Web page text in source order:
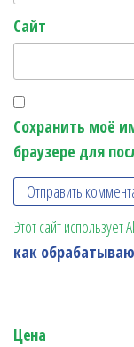
Сайт
Сохранить моё
браузере для
Этот сайт
как
Цена